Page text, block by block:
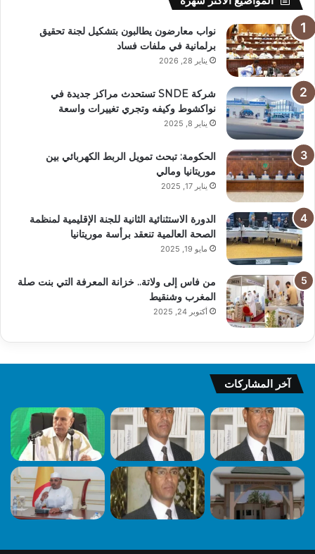
نواب معارضون يطالبون بتشكيل لجنة تحقيق
برلمانية في ملفات فساد
يناير 28, 2026
شركة SNDE تستحدث مراكز جديدة في
نواكشوط وكيفه وتجري تغييرات واسعة
يناير 8, 2025
الحكومة: تبحث تمويل الربط الكهربائي بين
موريتانيا ومالي
يناير 17, 2025
الدورة الاستثنائية الثانية للجنة الإقليمية لمنظمة
الصحة العالمية تنعقد برأسة موريتانيا
مايو 19, 2025
من فاس إلى ولاتة.. خزانة المعرفة التي بنت صلة
المغرب وشنقيط
أكتوبر 24, 2025
آخر المشاركات